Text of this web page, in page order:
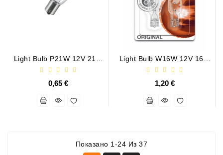
Light Bulb P21W 12V 21W
BA15s
0,65 €
Light Bulb W16W 12V 16W
2,1x9,5d
1,20 €
Показано 1-24 Из 37